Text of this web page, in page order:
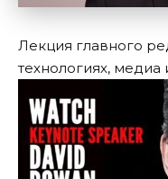
Лекция главного
технологиях, медиа